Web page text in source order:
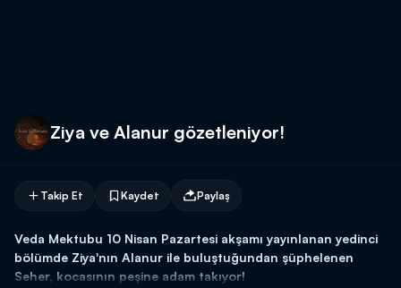
Ziya ve Alanur gözetleniyor!
Takip Et Kaydet Paylaş
Veda Mektubu 10 Nisan Pazartesi akşamı yayınlanan yedinci
bölümde Ziya'nın Alanur ile buluştuğundan şüphelenen
Seher, kocasının peşine adam takıyor!